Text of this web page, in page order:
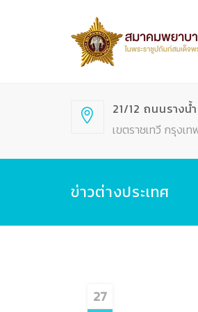
21/12 ถนนรางน้ำ
เขตราชเทวี กรุงเ
ข่าวต่างประเทศ
27